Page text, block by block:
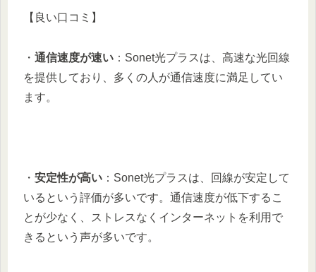
【良い口コミ】
・ 通信速度が速い ：Sonet光プラスは、高速な光回線
を提供しており、多くの人が通信速度に満足してい
ます。
・ 安定性が高い ：Sonet光プラスは、回線が安定して
いるという評価が多いです。通信速度が低下するこ
とが少なく、ストレスなくインターネットを利用で
きるという声が多いです。